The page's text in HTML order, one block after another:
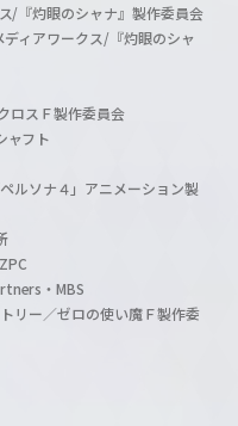
/『灼眼のシャナ』製作委員会
ィアワークス/『灼眼のシャ
ロスＦ製作委員会
ャフト
ソナ４」アニメーション製
・MBS
リー／ゼロの使い魔Ｆ製作委